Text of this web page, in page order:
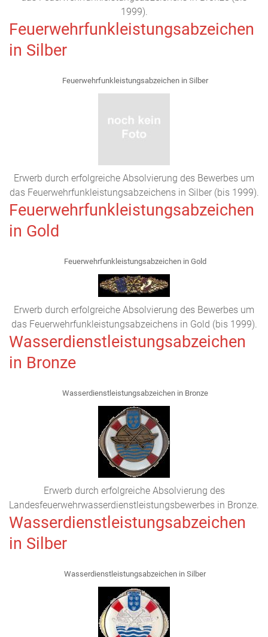
1999).
Feuerwehrfunkleistungsabzeichen
in Silber
Feuerwehrfunkleistungsabzeichen in Silber
Erwerb durch erfolgreiche Absolvierung des Bewerbes um
das Feuerwehrfunkleistungsabzeichens in Silber (bis 1999).
Feuerwehrfunkleistungsabzeichen
in Gold
Feuerwehrfunkleistungsabzeichen in Gold
Erwerb durch erfolgreiche Absolvierung des Bewerbes um
das Feuerwehrfunkleistungsabzeichens in Gold (bis 1999).
Wasserdienstleistungsabzeichen
in Bronze
Wasserdienstleistungsabzeichen in Bronze
Erwerb durch erfolgreiche Absolvierung des
Landesfeuerwehrwasserdienstleistungsbewerbes in Bronze.
Wasserdienstleistungsabzeichen
in Silber
Wasserdienstleistungsabzeichen in Silber